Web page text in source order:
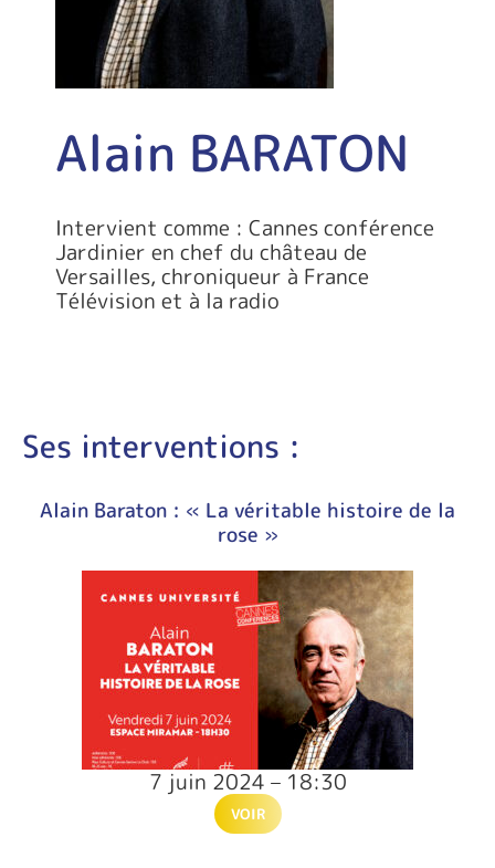
Alain BARATON
Intervient comme : Cannes conférence
Jardinier en chef du château de
Versailles, chroniqueur à France
Télévision et à la radio
Ses interventions :
Alain Baraton : « La véritable histoire de la
rose »
7 juin 2024 – 18:30
VOIR